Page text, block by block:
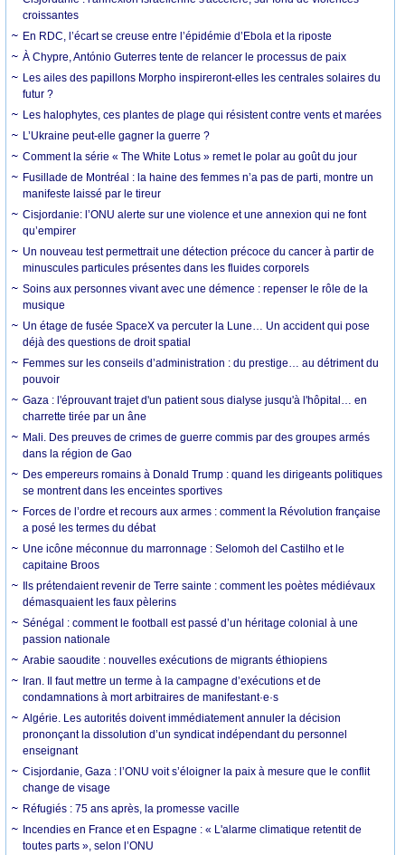
croissantes
En RDC, l’écart se creuse entre l’épidémie d’Ebola et la riposte
À Chypre, António Guterres tente de relancer le processus de paix
Les ailes des papillons Morpho inspireront-elles les centrales solaires du
futur ?
Les halophytes, ces plantes de plage qui résistent contre vents et marées
L’Ukraine peut-elle gagner la guerre ?
Comment la série « The White Lotus » remet le polar au goût du jour
Fusillade de Montréal : la haine des femmes n’a pas de parti, montre un
manifeste laissé par le tireur
Cisjordanie: l’ONU alerte sur une violence et une annexion qui ne font
qu’empirer
Un nouveau test permettrait une détection précoce du cancer à partir de
minuscules particules présentes dans les fluides corporels
Soins aux personnes vivant avec une démence : repenser le rôle de la
musique
Un étage de fusée SpaceX va percuter la Lune… Un accident qui pose
déjà des questions de droit spatial
Femmes sur les conseils d’administration : du prestige… au détriment du
pouvoir
Gaza : l'éprouvant trajet d'un patient sous dialyse jusqu'à l'hôpital… en
charrette tirée par un âne
Mali. Des preuves de crimes de guerre commis par des groupes armés
dans la région de Gao
Des empereurs romains à Donald Trump : quand les dirigeants politiques
se montrent dans les enceintes sportives
Forces de l’ordre et recours aux armes : comment la Révolution française
a posé les termes du débat
Une icône méconnue du marronnage : Selomoh del Castilho et le
capitaine Broos
Ils prétendaient revenir de Terre sainte : comment les poètes médiévaux
démasquaient les faux pèlerins
Sénégal : comment le football est passé d’un héritage colonial à une
passion nationale
Arabie saoudite : nouvelles exécutions de migrants éthiopiens
Iran. Il faut mettre un terme à la campagne d’exécutions et de
condamnations à mort arbitraires de manifestant·e·s
Algérie. Les autorités doivent immédiatement annuler la décision
prononçant la dissolution d’un syndicat indépendant du personnel
enseignant
Cisjordanie, Gaza : l’ONU voit s’éloigner la paix à mesure que le conflit
change de visage
Réfugiés : 75 ans après, la promesse vacille
Incendies en France et en Espagne : « L'alarme climatique retentit de
toutes parts », selon l’ONU